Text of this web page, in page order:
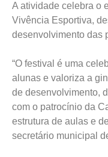
A atividade celebra o
Vivência Esportiva,
desenvolvimento das
“O festival é uma
alunas e valoriza a
de desenvolvimento,
com o patrocínio da
estrutura de aulas e
secretário municipal